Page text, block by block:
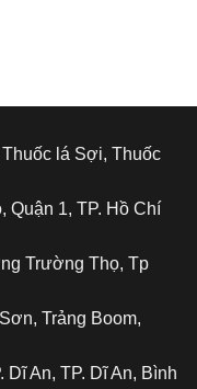
lá Sợi, Thuốc
Quận 1, TP. Hồ Chí
Trường Thọ, Tp
Trảng Boom,
Dĩ An, TP. Dĩ An, Bình